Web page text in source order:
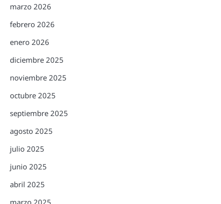
marzo 2026
febrero 2026
enero 2026
diciembre 2025
noviembre 2025
octubre 2025
septiembre 2025
agosto 2025
julio 2025
junio 2025
abril 2025
marzo 2025